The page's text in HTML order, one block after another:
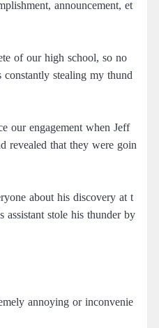
announcement, et
of our high school, so no
stealing my thund
our engagement when Jeff
revealed that they were goin
about his discovery at t
assistant stole his thunder by
annoying or inconvenie